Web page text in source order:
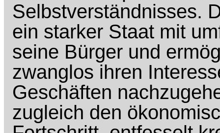
Selbstverständnisses.
ein starker Staat mit
seine Bürger und
zwanglos ihren
Geschäften
zugleich den